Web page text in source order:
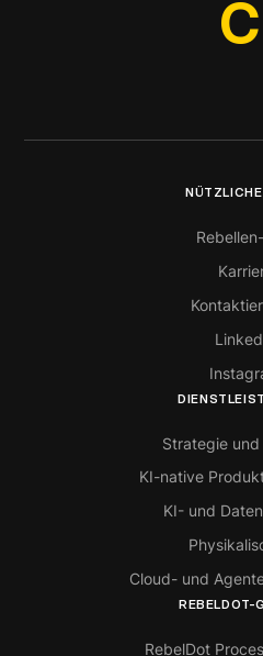
Strategie
KI-native
KI- und
Cloud- und
REBELDOT-
RebelDot